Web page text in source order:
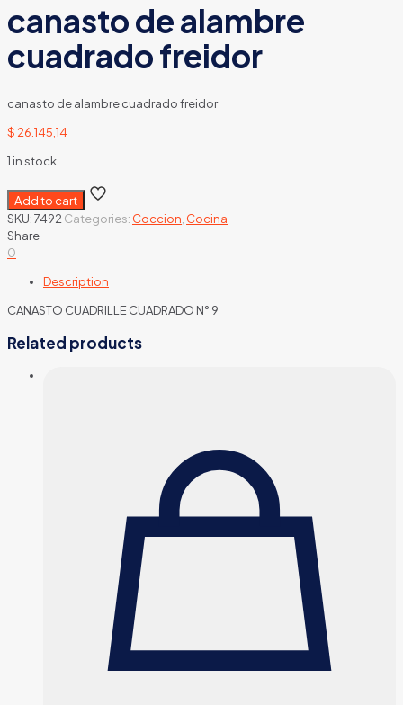
canasto de alambre
cuadrado freidor
canasto de alambre cuadrado freidor
$ 26.145,14
1 in stock
Add to cart
SKU:7492 Categories: Coccion Cocina
Share
0
Description
CANASTO CUADRILLE CUADRADO N° 9
Related products